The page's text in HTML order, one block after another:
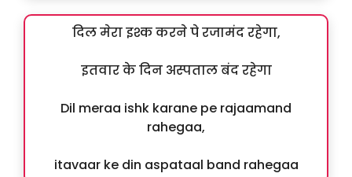
दिल मेरा इश्क करने पे रजामंद रहेगा,
इतवार के दिन अस्पताल बंद रहेगा
Dil meraa ishk karane pe rajaamand
rahegaa,
itavaar ke din aspataal band rahegaa